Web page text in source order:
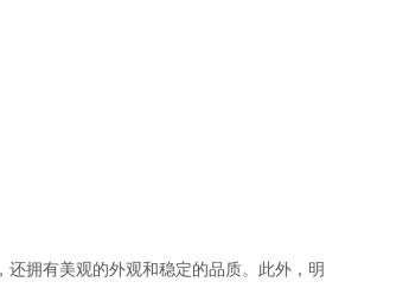
拥有美观的外观和稳定的品质。此外，明